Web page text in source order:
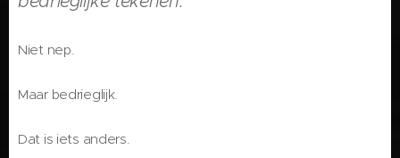
Niet nep.
Maar bedrieglijk.
Dat is iets anders.